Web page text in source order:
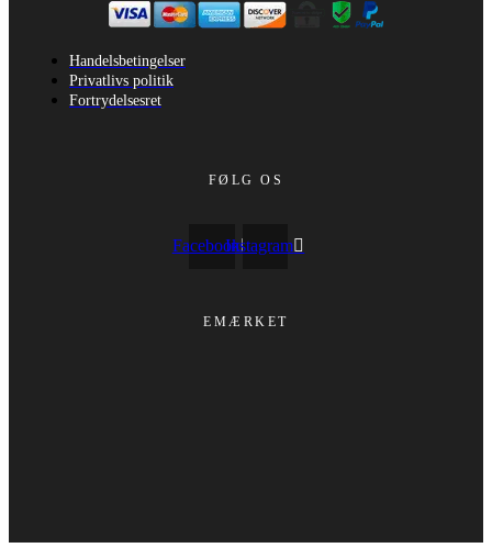
Handelsbetingelser
Privatlivs politik
Fortrydelsesret
FØLG OS
FacebookInstagram
EMÆRKET